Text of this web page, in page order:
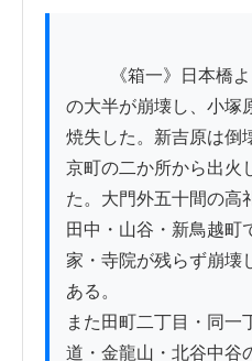
の大半が崩壊し、小塚
焼失した。新吉原は倒
京町の二か所から出火
た。大門外五十間の高
田中・山谷・新鳥越町
家・寺院が残らず崩壊
ある。
また田町二丁目・同一
道・金龍山・北谷中谷